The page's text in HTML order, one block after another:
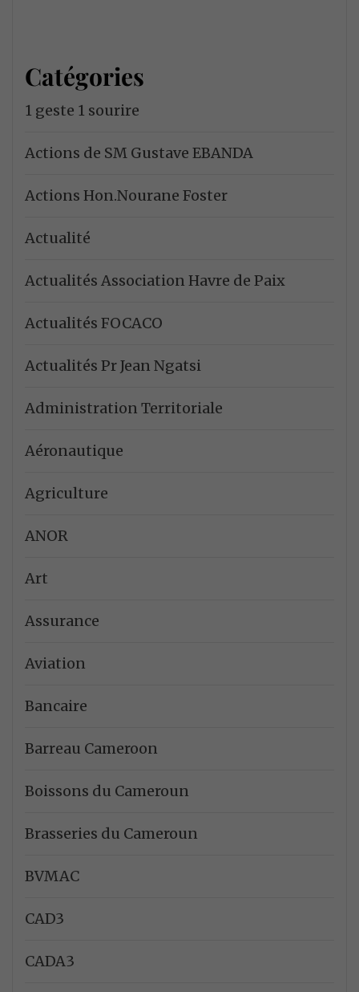
Catégories
1 geste 1 sourire
Actions de SM Gustave EBANDA
Actions Hon.Nourane Foster
Actualité
Actualités Association Havre de Paix
Actualités FOCACO
Actualités Pr Jean Ngatsi
Administration Territoriale
Aéronautique
Agriculture
ANOR
Art
Assurance
Aviation
Bancaire
Barreau Cameroon
Boissons du Cameroun
Brasseries du Cameroun
BVMAC
CAD3
CADA3